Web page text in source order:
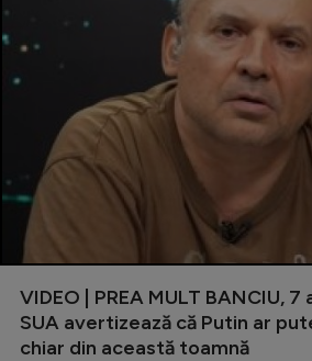
VIDEO | PREA MULT BANCIU,
SUA avertizează că Putin ar
chiar din această toamnă